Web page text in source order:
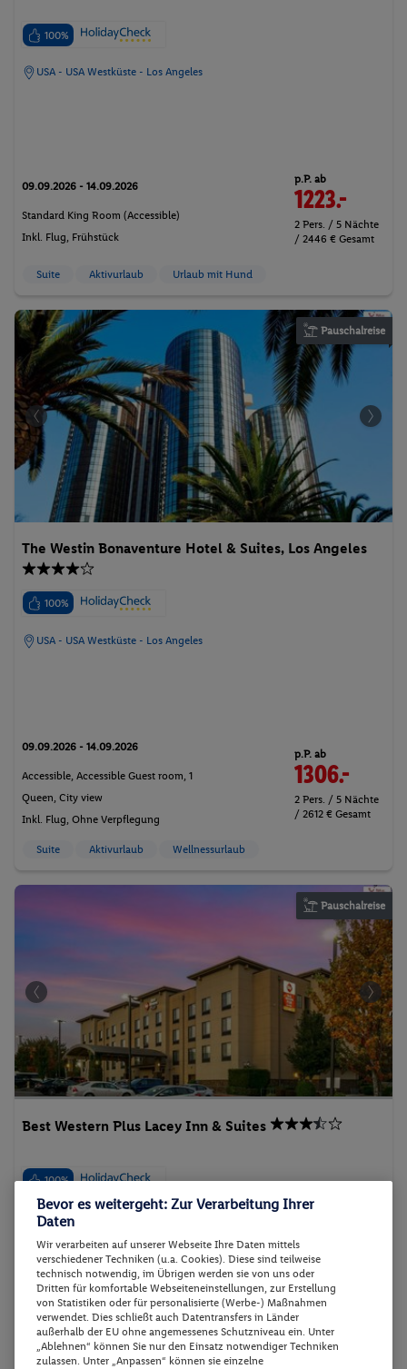
100%
USA - USA Westküste - Los Angeles
09.09.2026 - 14.09.2026
Standard King Room (Accessible)
Inkl. Flug, Frühstück
p.P. ab
1223.-
2 Pers. / 5 Nächte
/ 2446 € Gesamt
Suite Aktivurlaub Urlaub mit Hund
Pauschalreise
The Westin Bonaventure Hotel & Suites, Los Angeles
100%
USA - USA Westküste - Los Angeles
09.09.2026 - 14.09.2026
Accessible, Accessible Guest room, 1
Queen, City view
Inkl. Flug, Ohne Verpflegung
p.P. ab
1306.-
2 Pers. / 5 Nächte
/ 2612 € Gesamt
Suite Aktivurlaub Wellnessurlaub
Pauschalreise
Best Western Plus Lacey Inn & Suites
100%
USA - USA Westküste - Lacey
24.04.2027 - 29.04.2027
1 Queen Bed
p.P. ab
1066.-
Bevor es weitergeht: Zur Verarbeitung Ihrer
Daten
Wir verarbeiten auf unserer Webseite Ihre Daten mittels
verschiedener Techniken (u.a. Cookies). Diese sind teilweise
technisch notwendig, im Übrigen werden sie von uns oder
Dritten für komfortable Webseiteneinstellungen, zur Erstellung
von Statistiken oder für personalisierte (Werbe-) Maßnahmen
verwendet. Dies schließt auch Datentransfers in Länder
außerhalb der EU ohne angemessenes Schutzniveau ein. Unter
„Ablehnen“ können Sie nur den Einsatz notwendiger Techniken
zulassen. Unter „Anpassen“ können sie einzelne